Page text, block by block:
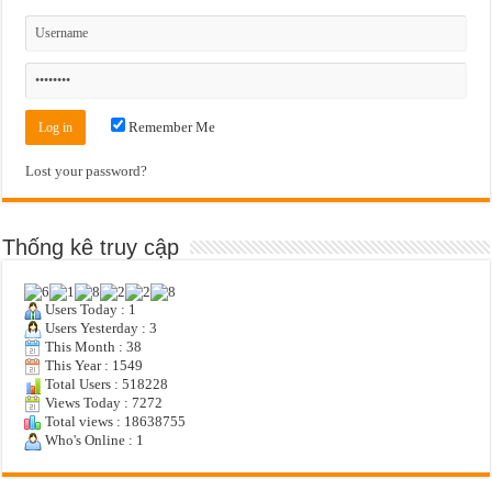
Remember Me
Lost your password?
Thống kê truy cập
Users Today : 1
Users Yesterday : 3
This Month : 38
This Year : 1549
Total Users : 518228
Views Today : 7272
Total views : 18638755
Who's Online : 1